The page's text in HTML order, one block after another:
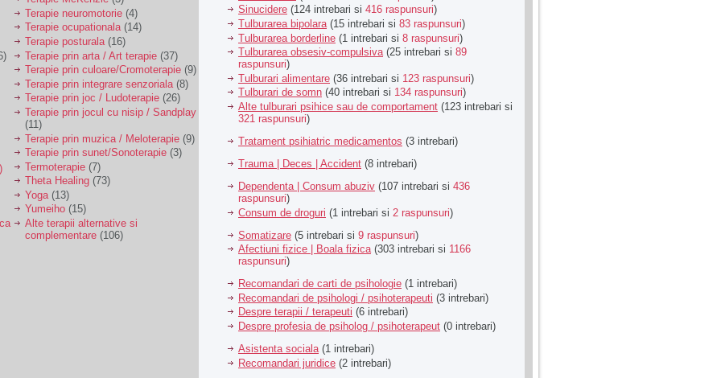
Terapie neuromotorie (4)
Terapie ocupationala(14)
Terapie posturala (16)
Terapie prin arta / Art terapie (37)
Terapie prin culoare/Cromoterapie (9)
Terapie prin integrare senzoriala (8)
Terapie prin joc / Ludoterapie (26)
Terapie prin jocul cu nisip / Sandplay
(11)
Terapie prin muzica / Meloterapie (9)
Terapie prin sunet/Sonoterapie (3)
Termoterapie (7)
Theta Healing (73)
Yoga (13)
Yumeiho (15)
Alte terapii alternative si
complementare (106)
Sinucidere (124 intrebari si 416 raspunsuri)
Tulburarea bipolara(15 intrebari si 83 raspunsuri)
Tulburarea borderline (1 intrebari si 8 raspunsuri)
Tulburarea obsesiv-compulsiva(25 intrebari si 89
raspunsuri)
Tulburari alimentare (36 intrebari si 123 raspunsuri)
Tulburari de somn (40 intrebari si 134 raspunsuri)
Alte tulburari psihice sau de comportament (123 intrebari si
321 raspunsuri)
Tratament psihiatric medicamentos (3 intrebari)
Trauma | Deces | Accident (8 intrebari)
Dependenta | Consum abuziv (107 intrebari si 436
raspunsuri)
Consum de droguri (1 intrebari si 2 raspunsuri)
Somatizare (5 intrebari si 9 raspunsuri)
Afectiuni fizice | Boala fizica(303 intrebari si 1166
raspunsuri)
Recomandari de carti de psihologie (1 intrebari)
Recomandari de psihologi / psihoterapeuti (3 intrebari)
Despre terapii / terapeuti (6 intrebari)
Despre profesia de psiholog / psihoterapeut (0 intrebari)
Asistenta sociala (1 intrebari)
Recomandari juridice (2 intrebari)